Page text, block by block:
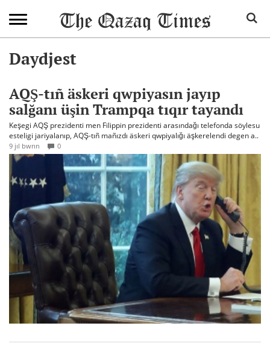
Daydjest
AQŞ-tıñ äskeri qwpiyasın jayıp
salğanı üşin Trampqa tıqır tayandı
Keşegi AQŞ prezidenti men Filippin prezidenti arasındağı telefonda söylesu
esteligi jariyalanıp, AQŞ-tıñ mañızdı äskeri qwpiyalığı äşkerelendi degen a..
9 jıl bwrın 0